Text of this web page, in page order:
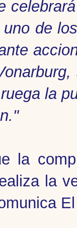
de
la
la
la